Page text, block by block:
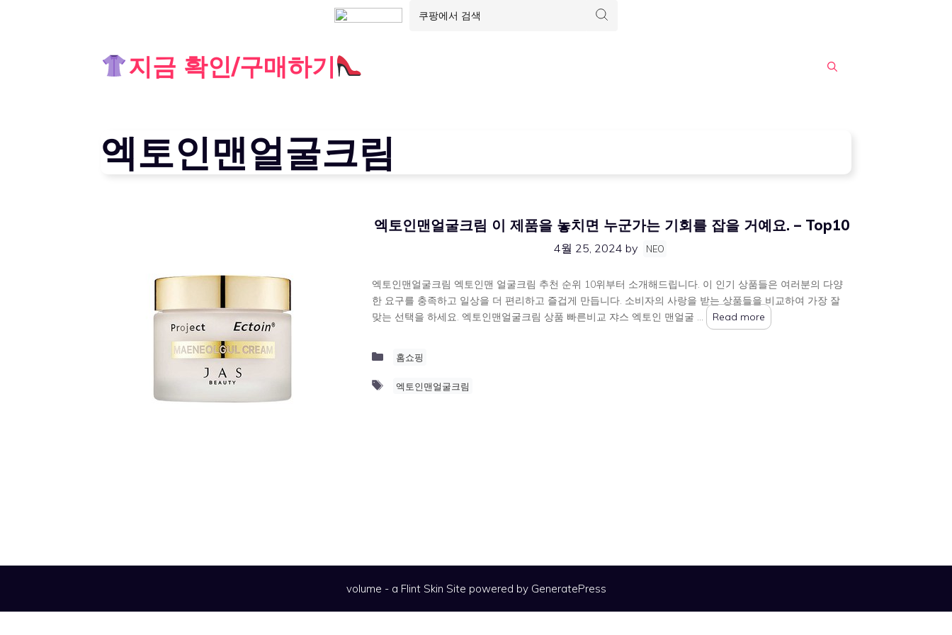
지금 확인/구매하기
엑토인맨얼굴크림
엑토인맨얼굴크림 이 제품을 놓치면 누군가는 기회를 잡을 거예요. – Top10
4월 25, 2024 by NEO
엑토인맨얼굴크림 엑토인맨 얼굴크림 추천 순위 10위부터 소개해드립니다. 이 인기 상품들은 여러분의 다양
한 요구를 충족하고 일상을 더 편리하고 즐겁게 만듭니다. 소비자의 사랑을 받는 상품들을 비교하여 가장 잘
맞는 선택을 하세요. 엑토인맨얼굴크림 상품 빠른비교 쟈스 엑토인 맨얼굴 …
Read more
Categories
홈쇼핑
Tags
엑토인맨얼굴크림
volume - a Flint Skin Site powered by GeneratePress